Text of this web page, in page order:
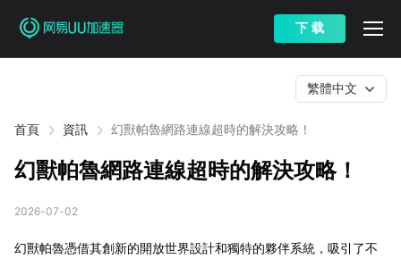
下 载
首頁 資訊 幻獸帕魯網路連線超時的解決攻略！
繁體中文
幻獸帕魯網路連線超時的解決攻略！
2026-07-02
幻獸帕魯憑借其創新的開放世界設計和獨特的夥伴系統，吸引了不